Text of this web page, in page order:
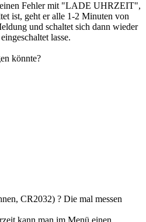
Fehler mit "LADE UHRZEIT",
ist, geht er alle 1-2 Minuten von
und schaltet sich dann wieder
lasse.
könnte?
CR2032) ? Die mal messen
kann man im Menü einen